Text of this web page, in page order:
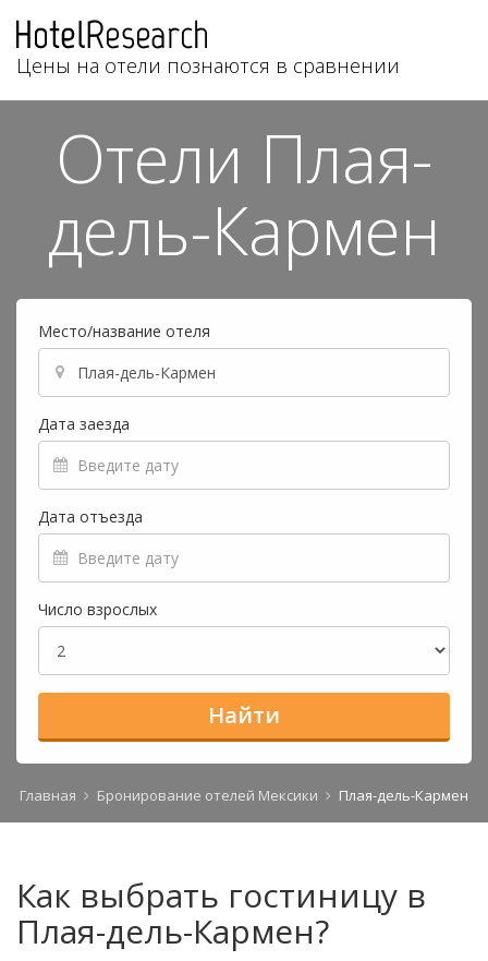
Цены на отели познаются в сравнении
Отели Плая-
дель-Кармен
Место/название отеля
Дата заезда
Дата отъезда
Число взрослых
Найти
Главная Бронирование отелей Мексики Плая-дель-Кармен
Как выбрать гостиницу в
Плая-дель-Кармен?